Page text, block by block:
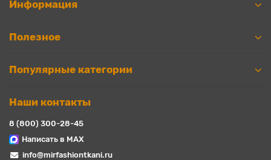
Информация
Полезное
Популярные категории
Наши контакты
8 (800) 300-28-45
Написать в MAX
info@mirfashiontkani.ru